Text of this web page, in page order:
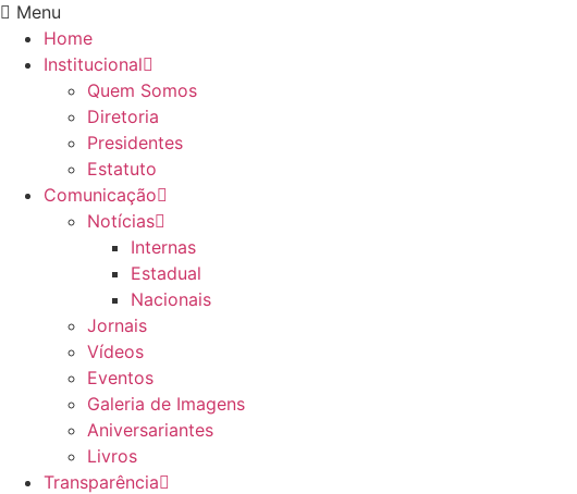
Menu
Home
Institucional
Quem Somos
Diretoria
Presidentes
Estatuto
Comunicação
Notícias
Internas
Estadual
Nacionais
Jornais
Vídeos
Eventos
Galeria de Imagens
Aniversariantes
Livros
Transparência